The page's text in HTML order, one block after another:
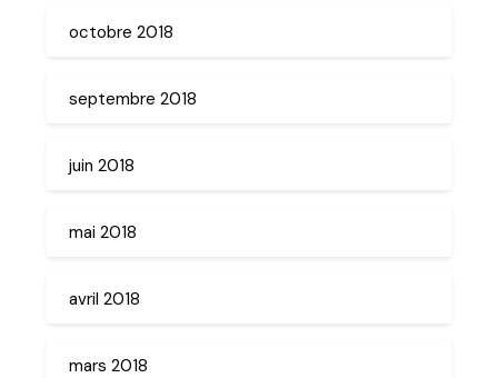
octobre 2018
septembre 2018
juin 2018
mai 2018
avril 2018
mars 2018